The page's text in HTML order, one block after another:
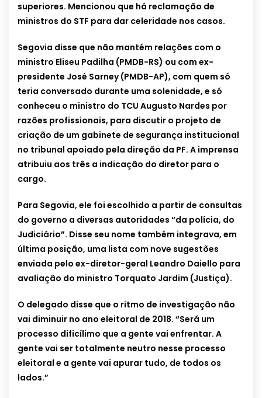
superiores. Mencionou que há reclamação de
ministros do STF para dar celeridade nos casos.
Segovia disse que não mantém relações com o
ministro Eliseu Padilha (PMDB-RS) ou com ex-
presidente José Sarney (PMDB-AP), com quem só
teria conversado durante uma solenidade, e só
conheceu o ministro do TCU Augusto Nardes por
razões profissionais, para discutir o projeto de
criação de um gabinete de segurança institucional
no tribunal apoiado pela direção da PF. A imprensa
atribuiu aos três a indicação do diretor para o
cargo.
Para Segovia, ele foi escolhido a partir de consultas
do governo a diversas autoridades “da polícia, do
Judiciário”. Disse seu nome também integrava, em
última posição, uma lista com nove sugestões
enviada pelo ex-diretor-geral Leandro Daiello para
avaliação do ministro Torquato Jardim (Justiça).
O delegado disse que o ritmo de investigação não
vai diminuir no ano eleitoral de 2018. “Será um
processo dificílimo que a gente vai enfrentar. A
gente vai ser totalmente neutro nesse processo
eleitoral e a gente vai apurar tudo, de todos os
lados.”